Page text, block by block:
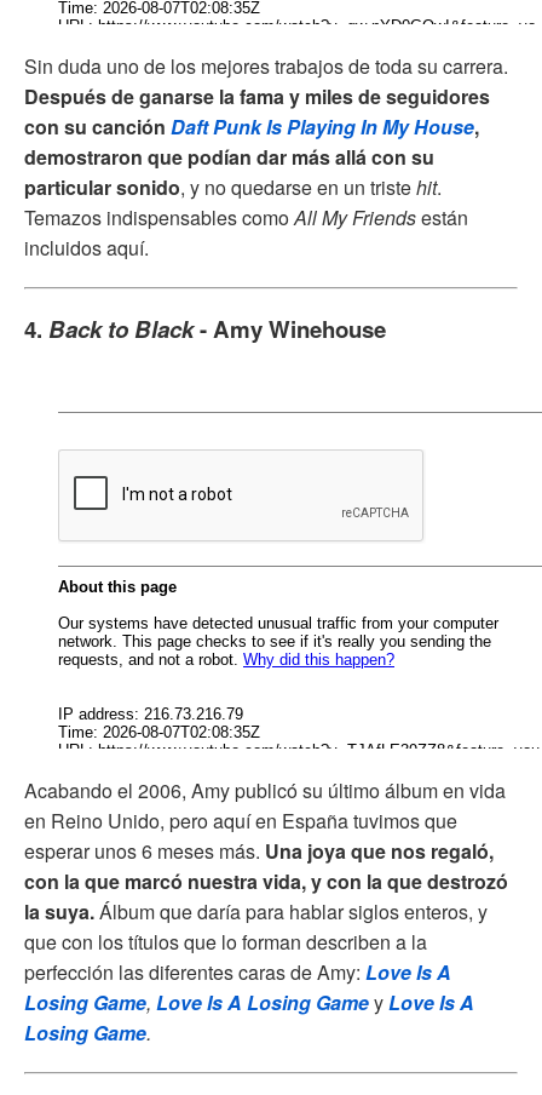
Sin duda uno de los mejores trabajos de toda su carrera.
Después de ganarse la fama y miles de seguidores
con su canción Daft Punk Is Playing In My House,
demostraron que podían dar más allá con su
particular sonido, y no quedarse en un tristehit.
Temazos indispensables comoAll My Friendsestán
incluidos aquí.
4. Back to Black- Amy Winehouse
Acabando el 2006, Amy publicó su último álbum en vida
en Reino Unido, pero aquí en España tuvimos que
esperar unos 6 meses más. Una joya que nos regaló,
con la que marcó nuestra vida, y con la que destrozó
la suya.Álbum que daría para hablar siglos enteros, y
que con los títulos que lo forman describen a la
perfección las diferentes caras de Amy: Love Is A
Losing Game, Love Is A Losing GameyLove Is A
Losing Game.